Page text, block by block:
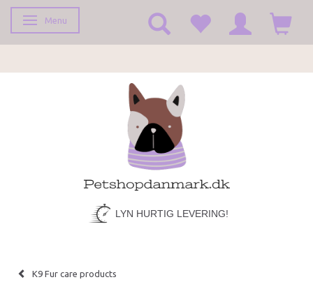
Toggle navigation
Menu
LYN HURTIG LEVERING!
K9 Fur care products